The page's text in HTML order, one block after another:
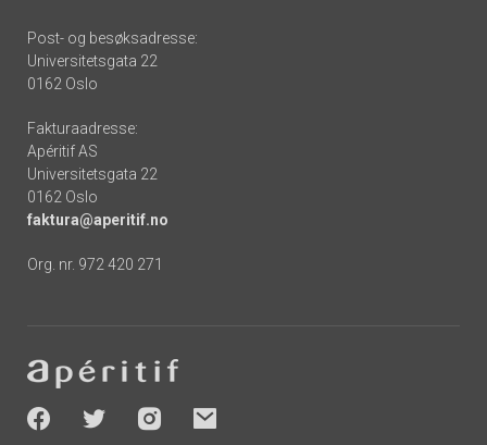
Post- og besøksadresse:
Universitetsgata 22
0162 Oslo
Fakturaadresse:
Apéritif AS
Universitetsgata 22
0162 Oslo
faktura@aperitif.no
Org. nr. 972 420 271
-